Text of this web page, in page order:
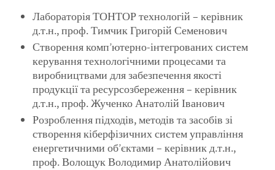
Лабораторія ТОНТОР технологій – керівник
д.т.н., проф. Тимчик Григорій Семенович
Створення комп’ютерно-інтегрованих систем
керування технологічними процесами та
виробництвами для забезпечення якості
продукції та ресурсозбереження – керівник
д.т.н., проф. Жученко Анатолій Іванович
Розроблення підходів, методів та засобів зі
створення кіберфізичних систем управління
енергетичними об’єктами – керівник д.т.н.,
проф. Волощук Володимир Анатолійович